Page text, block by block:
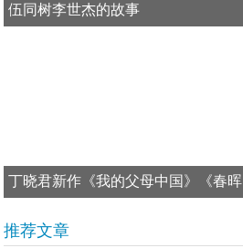
伍同树李世杰的故事
丁晓君新作《我的父母中国》《春晖
推荐文章